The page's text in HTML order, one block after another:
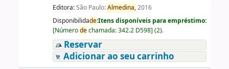
Editora:São Paulo:Almedina,2016
Disponibilidade:Itens disponíveis para empréstimo:
[Númerodechamada:342.2 D598] (2).
Reservar
Adicionar ao seu carrinho